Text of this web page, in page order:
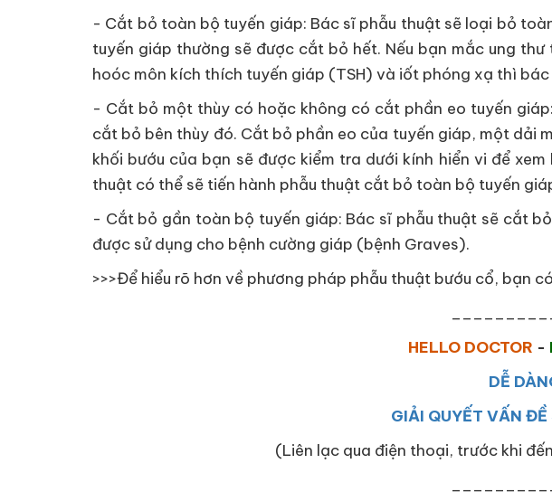
- Cắt bỏ toàn bộ tuyến giáp: Bác sĩ phẫu thuật sẽ loại bỏ
tuyến giáp thường sẽ được cắt bỏ hết. Nếu bạn mắc ung
hoóc môn kích thích tuyến giáp (TSH) và iốt phóng xạ thì
- Cắt bỏ một thùy có hoặc không có cắt phần eo tuyến
cắt bỏ bên thùy đó. Cắt bỏ phần eo của tuyến giáp, một dải
khối bướu của bạn sẽ được kiểm tra dưới kính hiển vi để
thuật có thể sẽ tiến hành phẫu thuật cắt bỏ toàn bộ tuyến
- Cắt bỏ gần toàn bộ tuyến giáp: Bác sĩ phẫu thuật sẽ cắt
được sử dụng cho bệnh cường giáp (bệnh Graves).
>>>Để hiểu rõ hơn về phương pháp phẫu thuật bướu cổ, bạn
HELLO DOCTOR -
DỄ
GIẢI QUYẾT VẤN
(Liên lạc qua điện thoại, trước khi